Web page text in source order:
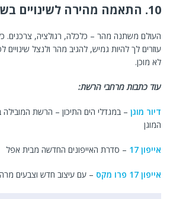
10. התאמה מהירה לשינויים בשוק
העולם משתנה מהר – כלכלה, רגולציה, צרכנים.
עוזרים לך להיות גמיש, להגיב מהר ולנצל
לא מוכן.
עוד כתבות מרחבי הרשת:
דיור מוגן – במגדלי הים התיכון – הרשת המובילה
המוגן
אייפון 17 – סדרת האייפונים החדשה מבית אפל
אייפון 17 פרו מקס – עם עיצוב חדש וצבעים